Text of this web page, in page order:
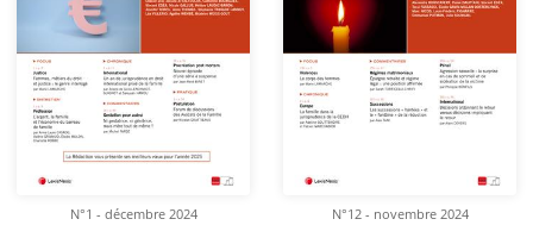
N°1 - décembre 2024 N°12 - novembre 2024